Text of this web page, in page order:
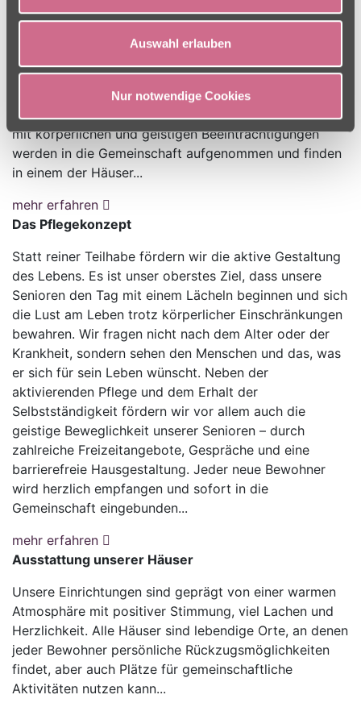
Auswahl erlauben
Nur notwendige Cookies
Unsere Pflegeangebote
In unseren Wohn- und Pflegezentren sind ältere
Menschen willkommen, die ihren Tag nicht mehr
selbstständig gestalten wollen oder können. Menschen
mit körperlichen und geistigen Beeinträchtigungen
werden in die Gemeinschaft aufgenommen und finden
in einem der Häuser...
mehr erfahren
Das Pflegekonzept
Statt reiner Teilhabe fördern wir die aktive Gestaltung
des Lebens. Es ist unser oberstes Ziel, dass unsere
Senioren den Tag mit einem Lächeln beginnen und sich
die Lust am Leben trotz körperlicher Einschränkungen
bewahren. Wir fragen nicht nach dem Alter oder der
Krankheit, sondern sehen den Menschen und das, was
er sich für sein Leben wünscht. Neben der
aktivierenden Pflege und dem Erhalt der
Selbstständigkeit fördern wir vor allem auch die
geistige Beweglichkeit unserer Senioren – durch
zahlreiche Freizeitangebote, Gespräche und eine
barrierefreie Hausgestaltung. Jeder neue Bewohner
wird herzlich empfangen und sofort in die
Gemeinschaft eingebunden...
mehr erfahren
Ausstattung unserer Häuser
Unsere Einrichtungen sind geprägt von einer warmen
Atmosphäre mit positiver Stimmung, viel Lachen und
Herzlichkeit. Alle Häuser sind lebendige Orte, an denen
jeder Bewohner persönliche Rückzugsmöglichkeiten
findet, aber auch Plätze für gemeinschaftliche
Aktivitäten nutzen kann...